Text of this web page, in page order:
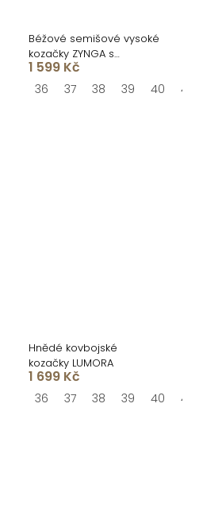
Béžové semišové vysoké
kozačky ZYNGA s
třásněmi
1 599 Kč
36 37 38 39 40 41
Hnědé kovbojské
kozačky LUMORA
1 699 Kč
36 37 38 39 40 41